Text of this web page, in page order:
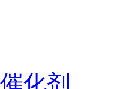
化剂